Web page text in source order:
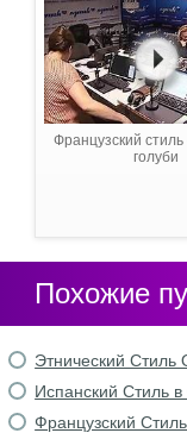
Французский
голуби
Похожие
Этнический Стиль
Испанский Стиль
Французский